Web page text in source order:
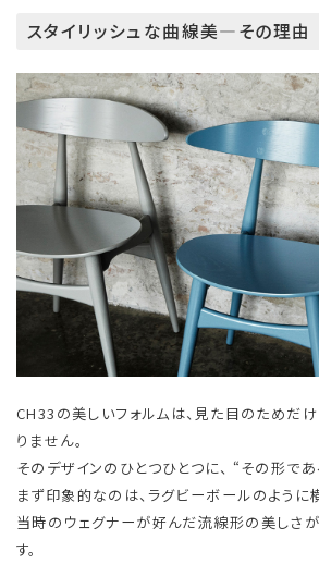
スタイリッシュな曲線美―その理由
CH33の美しいフォルムは、見た目のためだ
りません。
そのデザインのひとつひとつに、 “その形で
まず印象的なのは、ラグビーボールのように
当時のウェグナーが好んだ流線形の美しさ
す。